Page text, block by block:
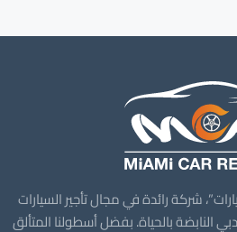
شركة رائدة في مجال تأجير السيارات
النابضة بالحياة. بفضل أسطولنا المتألق